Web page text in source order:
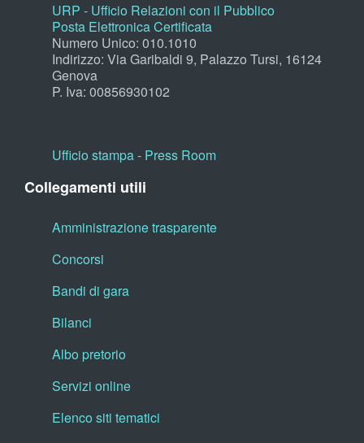
URP - Ufficio Relazioni con il Pubblico
Posta Elettronica Certificata
Numero Unico: 010.1010
Indirizzo: Via Garibaldi 9, Palazzo Tursi, 16124
Genova
P. Iva: 00856930102
Ufficio stampa - Press Room
Collegamenti utili
Amministrazione trasparente
Concorsi
Bandi di gara
Bilanci
Albo pretorio
Servizi online
Elenco siti tematici